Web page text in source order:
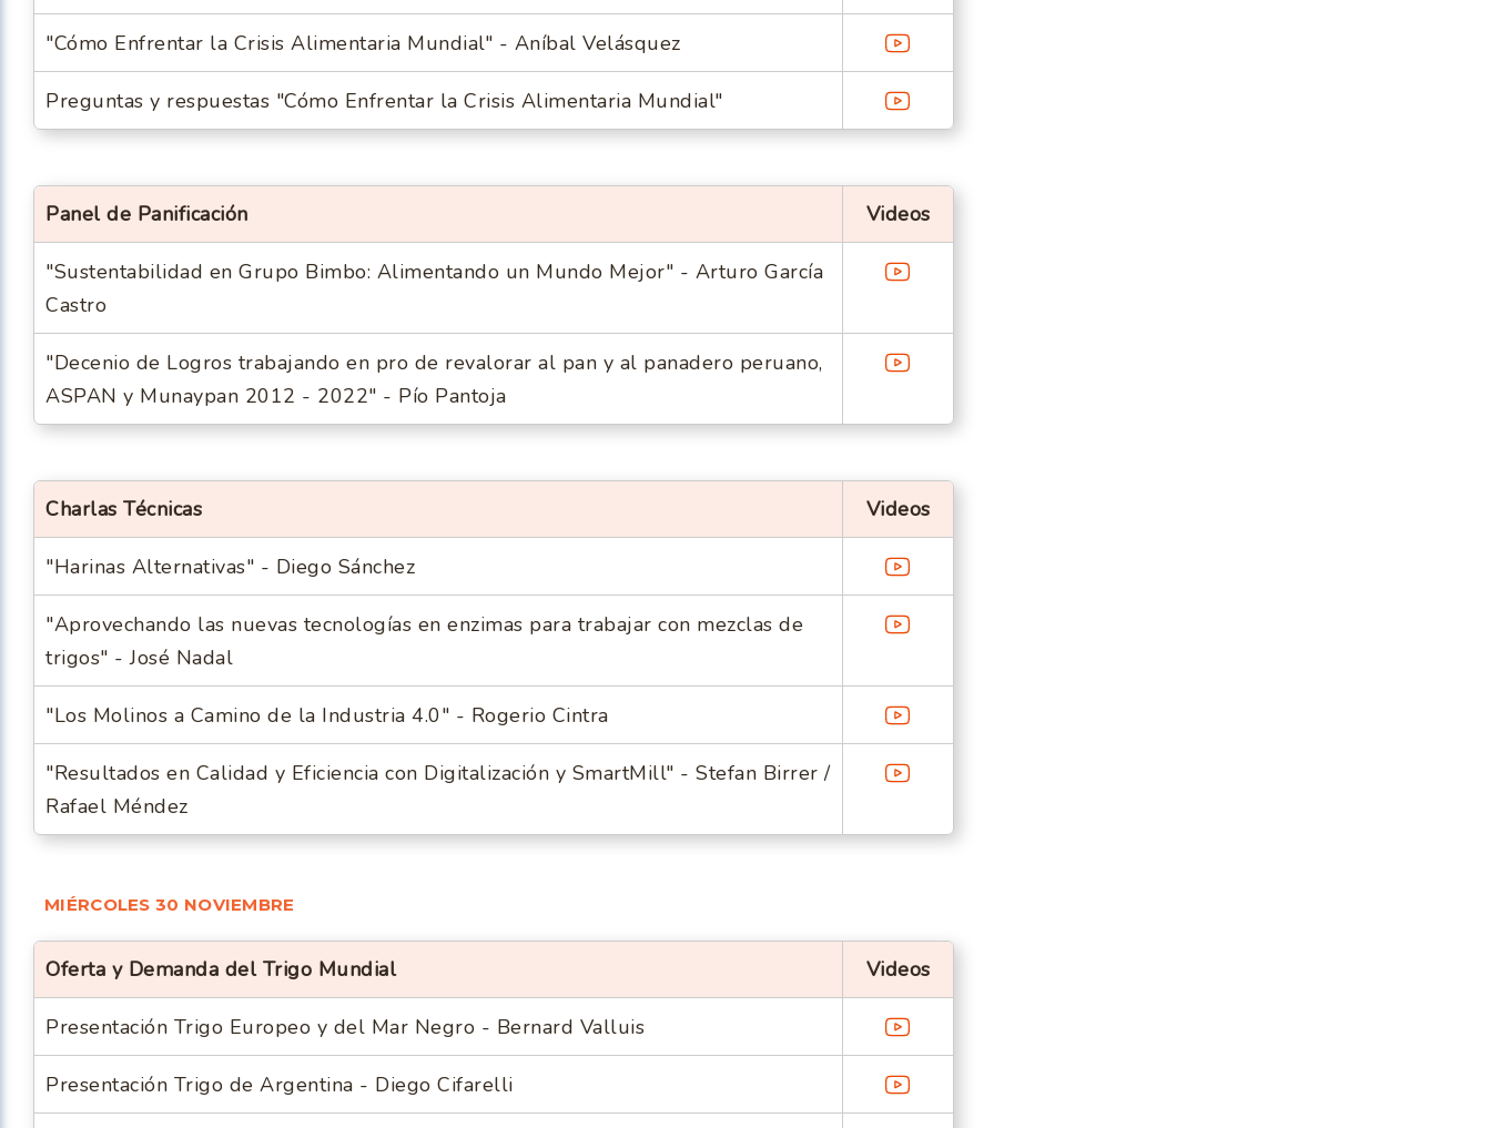
"Cómo Enfrentar la Crisis Alimentaria Mundial" - Aníbal Velásquez
Preguntas y respuestas "Cómo Enfrentar la Crisis Alimentaria Mundial"
Panel de Panificación Videos
"Sustentabilidad en Grupo Bimbo: Alimentando un Mundo Mejor" - Arturo García
Castro
"Decenio de Logros trabajando en pro de revalorar al pan y al panadero peruano,
ASPAN y Munaypan 2012 - 2022" - Pío Pantoja
Charlas Técnicas Videos
"Harinas Alternativas" - Diego Sánchez
"Aprovechando las nuevas tecnologías en enzimas para trabajar con mezclas de
trigos" - José Nadal
"Los Molinos a Camino de la Industria 4.0" - Rogerio Cintra
"Resultados en Calidad y Eficiencia con Digitalización y SmartMill" - Stefan Birrer /
Rafael Méndez
MIÉRCOLES 30 NOVIEMBRE
Oferta y Demanda del Trigo Mundial Videos
Presentación Trigo Europeo y del Mar Negro - Bernard Valluis
Presentación Trigo de Argentina - Diego Cifarelli